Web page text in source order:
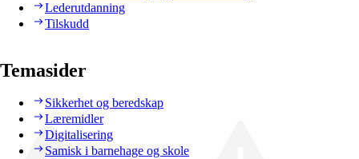
Lederutdanning
Tilskudd
Temasider
Sikkerhet og beredskap
Læremidler
Digitalisering
Samisk i barnehage og skole